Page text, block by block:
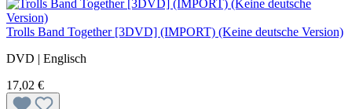
Trolls Band Together [3DVD] (IMPORT) (Keine deutsche Version)
DVD | Englisch
17,02 €